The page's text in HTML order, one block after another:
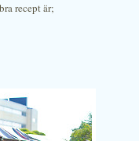
recept är;